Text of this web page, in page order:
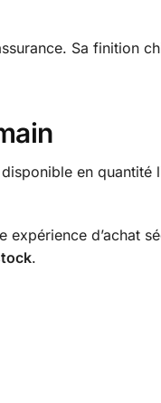
Sa finition
en quantité
d’achat
.